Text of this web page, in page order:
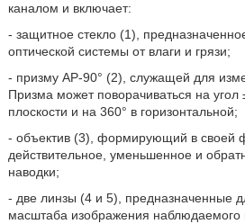
каналом и включает:
- защитное стекло (1),
оптической системы от влаги и грязи;
- призму АР-90° (2), служащей для
Призма может поворачиваться на угол
плоскости и на 360° в горизонтальной;
- объектив (3), формирующий в своей
действительное, уменьшенное и
наводки;
- две линзы (4 и 5), предназначенные
масштаба изображения